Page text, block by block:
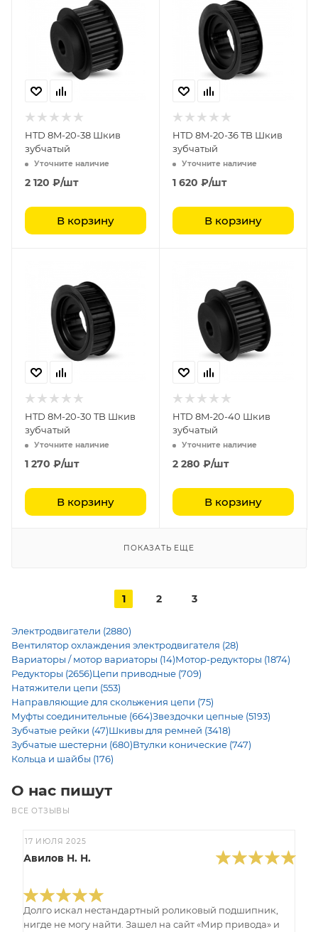
HTD 8M-20-38 Шкив
зубчатый
Уточните наличие
2 120 ₽/шт
В корзину
HTD 8M-20-36 TB Шкив
зубчатый
Уточните наличие
1 620 ₽/шт
В корзину
HTD 8M-20-30 TB Шкив
зубчатый
Уточните наличие
1 270 ₽/шт
В корзину
HTD 8M-20-40 Шкив
зубчатый
Уточните наличие
2 280 ₽/шт
В корзину
ПОКАЗАТЬ ЕЩЕ
1 2 3
Электродвигатели (2880)
Вентилятор охлаждения электродвигателя (28)
Вариаторы / мотор вариаторы (14)Мотор-редукторы (1874)
Редукторы (2656)Цепи приводные (709)
Натяжители цепи (553)
Направляющие для скольжения цепи (75)
Муфты соединительные (664)Звездочки цепные (5193)
Зубчатые рейки (47)Шкивы для ремней (3418)
Зубчатые шестерни (680)Втулки конические (747)
Кольца и шайбы (176)
О нас пишут
ВСЕ ОТЗЫВЫ
17 ИЮЛЯ 2025
Авилов Н. Н.
Долго искал нестандартный роликовый подшипник,
нигде не могу найти. Зашел на сайт «Мир привода» и